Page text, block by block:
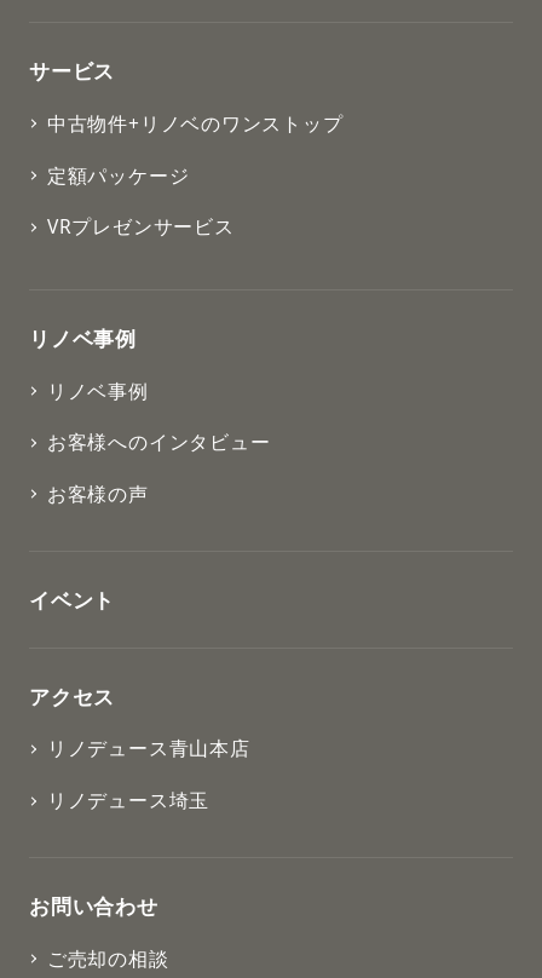
サービス
中古物件+リノベのワンストップ
定額パッケージ
VRプレゼンサービス
リノベ事例
リノベ事例
お客様へのインタビュー
お客様の声
イベント
アクセス
リノデュース青山本店
リノデュース埼玉
お問い合わせ
ご売却の相談